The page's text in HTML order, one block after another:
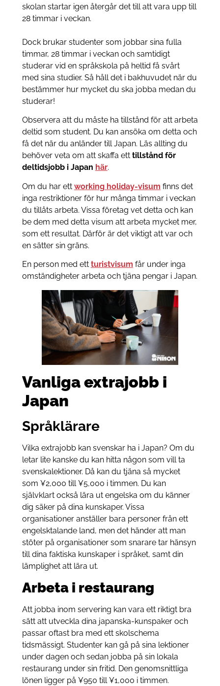
skolan startar igen återgår det till att vara upp till
28 timmar i veckan.
Dock brukar studenter som jobbar sina fulla
timmar, 28 timmar i veckan och samtidigt
studerar vid en språkskola på heltid få svårt
med sina studier. Så håll det i bakhuvudet när du
bestämmer hur mycket du ska jobba medan du
studerar!
Observera att du måste ha tillstånd för att arbeta
deltid som student. Du kan ansöka om detta och
få det när du anländer till Japan. Läs allting du
behöver veta om att skaffa ett tillstånd för
deltidsjobb i Japan här.
Om du har ett working holiday-visum finns det
inga restriktioner för hur många timmar i veckan
du tillåts arbeta. Vissa företag vet detta och kan
be dem med detta visum att arbeta mycket mer,
som ett resultat. Därför är det viktigt att var och
en sätter sin gräns.
En person med ett turistvisum får under inga
omständigheter arbeta och tjäna pengar i Japan.
Vanliga extrajobb i
Japan
Språklärare
Vilka extrajobb kan svenskar ha i Japan? Om du
letar lite kanske du kan hitta någon som vill ta
svenskalektioner. Då kan du tjäna så mycket
som ¥2,000 till ¥5,000 i timmen. Du kan
självklart också lära ut engelska om du känner
dig säker på dina kunskaper. Vissa
organisationer anställer bara personer från ett
engelsktalande land, men det händer att man
stöter på organisationer som snarare tar hänsyn
till dina faktiska kunskaper i språket, samt din
lämplighet att lära ut.
Arbeta i restaurang
Att jobba inom servering kan vara ett riktigt bra
sätt att utveckla dina japanska-kunspaker och
passar oftast bra med ett skolschema
tidsmässigt. Studenter kan gå på sina lektioner
under dagen och sedan jobba på sin lokala
restaurang under sin fritid. Den genomsnittliga
lönen ligger på ¥950 till ¥1,000 i timmen.